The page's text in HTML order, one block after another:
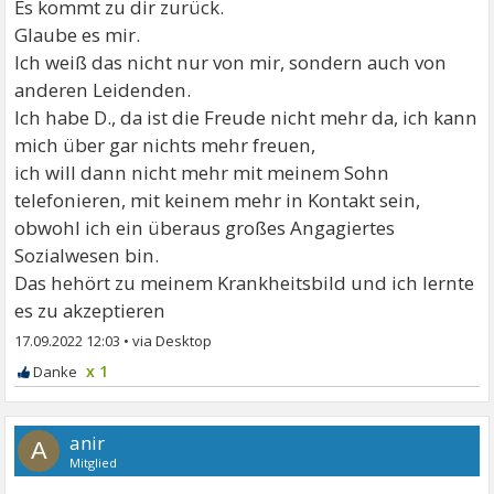
Es kommt zu dir zurück.
Glaube es mir.
Ich weiß das nicht nur von mir, sondern auch von
anderen Leidenden.
Ich habe D., da ist die Freude nicht mehr da, ich kann
mich über gar nichts mehr freuen,
ich will dann nicht mehr mit meinem Sohn
telefonieren, mit keinem mehr in Kontakt sein,
obwohl ich ein überaus großes Angagiertes
Sozialwesen bin.
Das hehört zu meinem Krankheitsbild und ich lernte
es zu akzeptieren
17.09.2022 12:03 •
x 1
A anir
Mitglied